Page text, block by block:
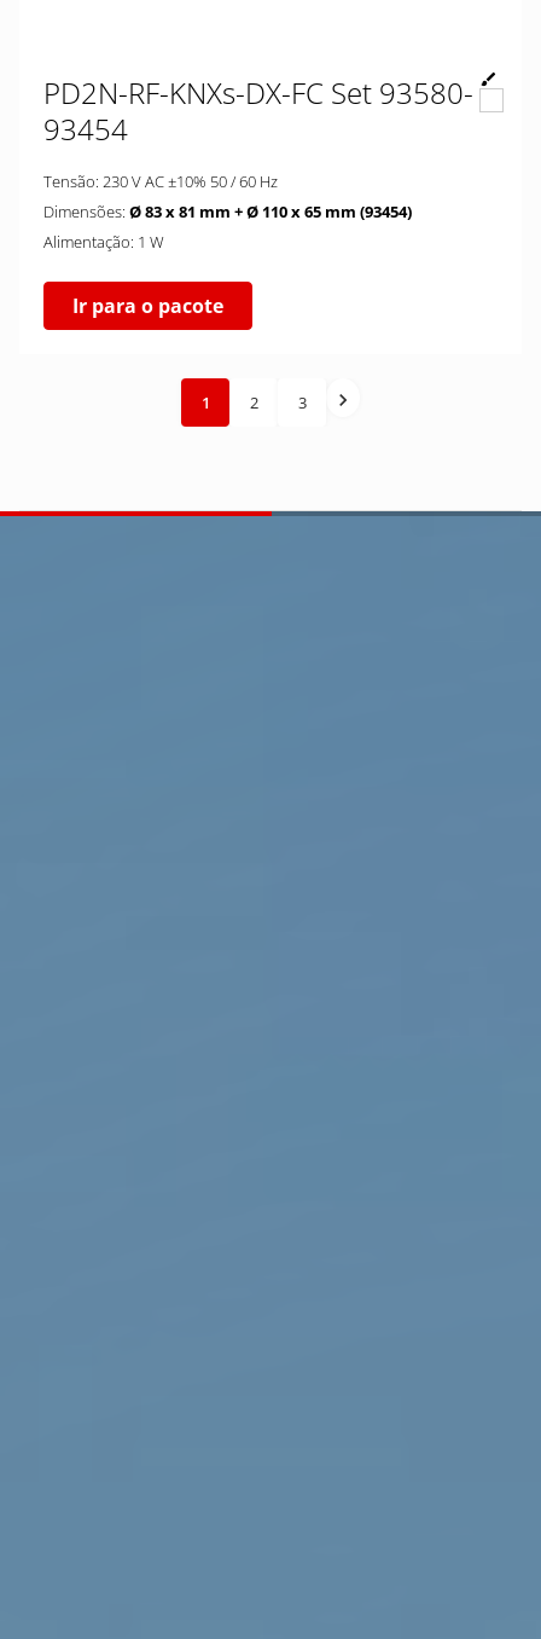
PD2N-RF-KNXs-DX-FC Set 93580-
93454
Tensão: 230 V AC ±10% 50 / 60 Hz
Dimensões: Ø 83 x 81 mm + Ø 110 x 65 mm (93454)
Alimentação: 1 W
Ir para o pacote
1 2 3